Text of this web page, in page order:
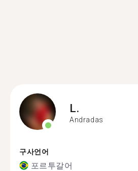
L.
Andradas
구사언어
포르투갈어